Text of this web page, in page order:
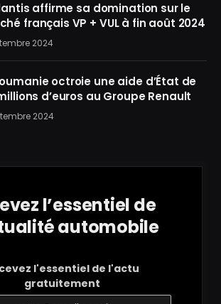
affirme sa domination sur le
français VP + VUL à fin août 2024
2024
octroie une aide d’État de
d’euros au Groupe Renault
2024
l’essentiel de
automobile
l'essentiel de l'actu
gratuitement